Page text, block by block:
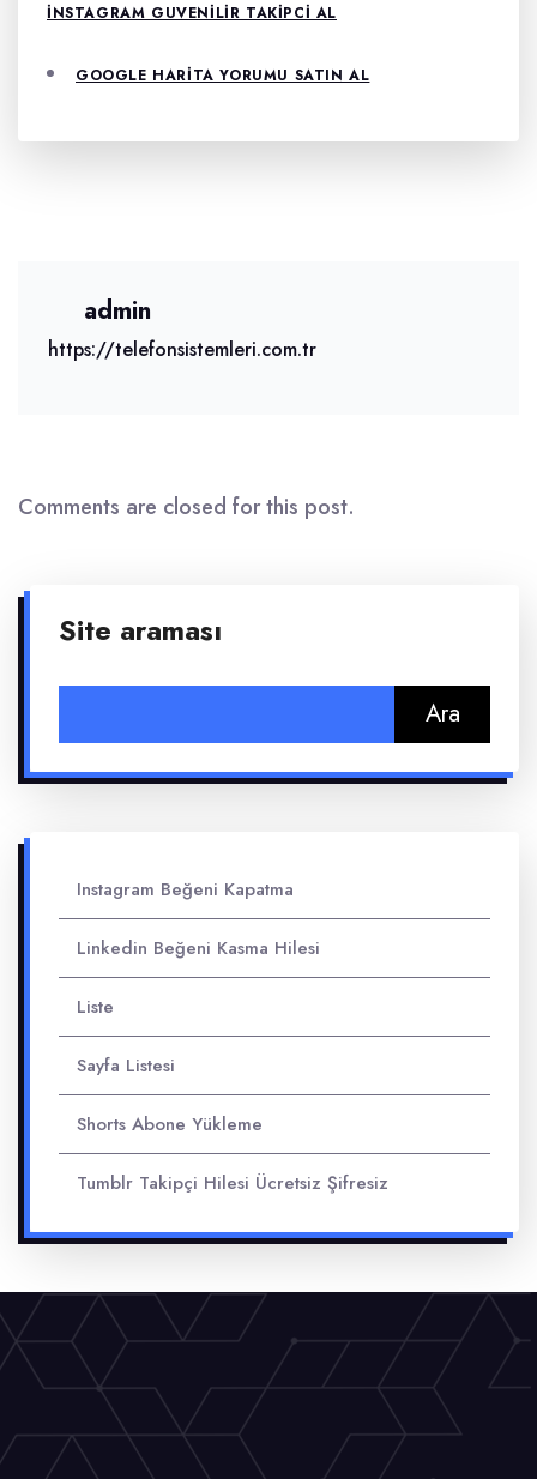
INSTAGRAM GUVENILIR TAKIPCI AL
GOOGLE HARITA YORUMU SATIN AL
admin
https://telefonsistemleri.com.tr
Comments are closed for this post.
Site araması
Instagram Beğeni Kapatma
Linkedin Beğeni Kasma Hilesi
Liste
Sayfa Listesi
Shorts Abone Yükleme
Tumblr Takipçi Hilesi Ücretsiz Şifresiz